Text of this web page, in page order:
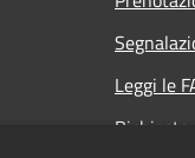
Leggi le